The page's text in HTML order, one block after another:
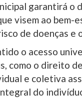
garantirá o
visem ao
de doenças e
o acesso
como o direito
e coletiva
do